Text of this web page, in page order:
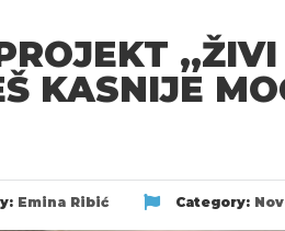
KASNIJE
Emina Ribić Category: